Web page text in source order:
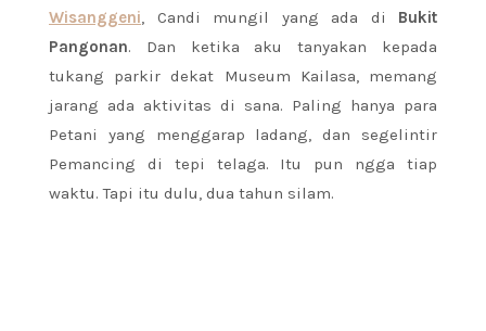
Wisanggeni, Candi mungil yang ada di Bukit
Pangonan. Dan ketika aku tanyakan kepada
tukang parkir dekat Museum Kailasa, memang
jarang ada aktivitas di sana. Paling hanya para
Petani yang menggarap ladang, dan segelintir
Pemancing di tepi telaga. Itu pun ngga tiap
waktu. Tapi itu dulu, dua tahun silam.